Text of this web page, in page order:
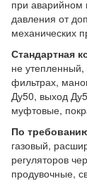
при
давления от
механических
Стандартная
не
фильтрах,
Ду50, выход
муфтовые,
По
газовый,
регуляторов
продувочные,